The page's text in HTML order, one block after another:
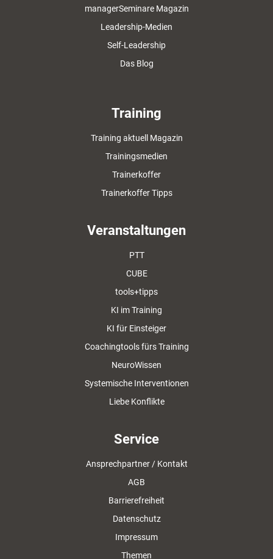
managerSeminare Magazin
Leadership-Medien
Self-Leadership
Das Blog
Training
Training aktuell Magazin
Trainingsmedien
Trainerkoffer
Trainerkoffer Tipps
Veranstaltungen
PTT
CUBE
tools+tipps
KI im Training
KI für Einsteiger
Coachingtools fürs Training
NeuroWissen
Systemische Interventionen
Liebe Konflikte
Service
Ansprechpartner / Kontakt
AGB
Barrierefreiheit
Datenschutz
Impressum
Themen